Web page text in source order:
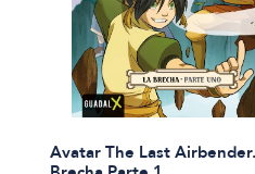
Avatar The Last